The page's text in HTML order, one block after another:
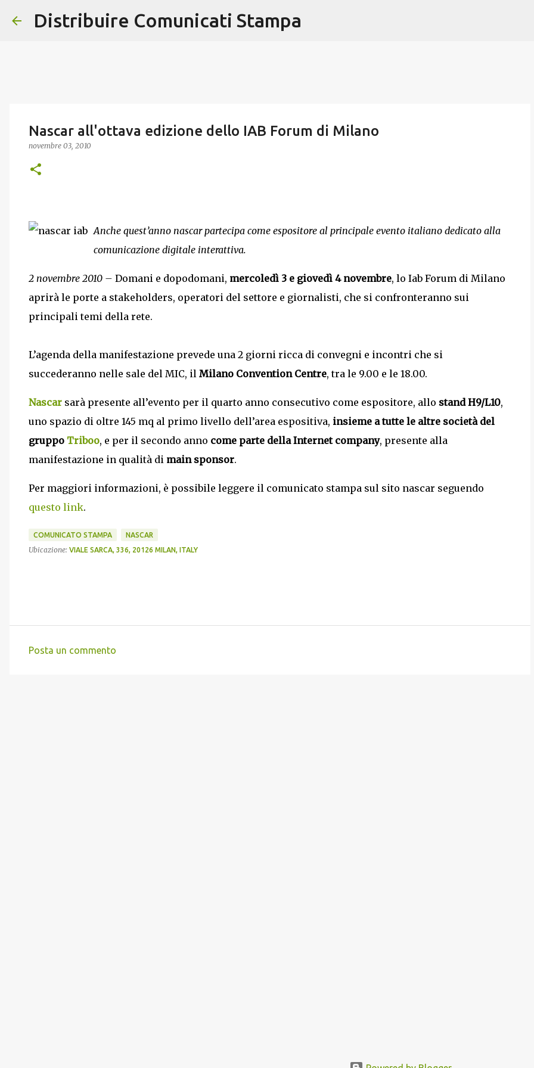
Distribuire Comunicati Stampa
Nascar all'ottava edizione dello IAB Forum di Milano
novembre 03, 2010
Anche quest’anno nascar partecipa come espositore al principale evento italiano dedicato alla
comunicazione digitale interattiva.
2 novembre 2010 – Domani e dopodomani, mercoledì 3 e giovedì 4 novembre, lo Iab Forum di Milano
aprirà le porte a stakeholders, operatori del settore e giornalisti, che si confronteranno sui
principali temi della rete.
L’agenda della manifestazione prevede una 2 giorni ricca di convegni e incontri che si
succederanno nelle sale del MIC, il Milano Convention Centre, tra le 9.00 e le 18.00.
Nascar sarà presente all’evento per il quarto anno consecutivo come espositore, allo stand H9/L10,
uno spazio di oltre 145 mq al primo livello dell’area espositiva, insieme a tutte le altre società del
gruppo Triboo, e per il secondo anno come parte della Internet company, presente alla
manifestazione in qualità di main sponsor.
Per maggiori informazioni, è possibile leggere il comunicato stampa sul sito nascar seguendo
questo link.
COMUNICATO STAMPA NASCAR
Ubicazione: VIALE SARCA, 336, 20126 MILAN, ITALY
Posta un commento